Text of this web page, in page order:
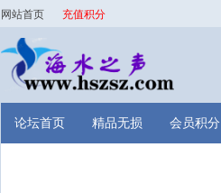
网站首页 充值积分
论坛首页 精品无损 会员积分